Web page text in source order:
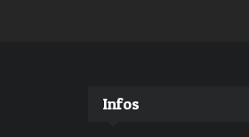
Infos